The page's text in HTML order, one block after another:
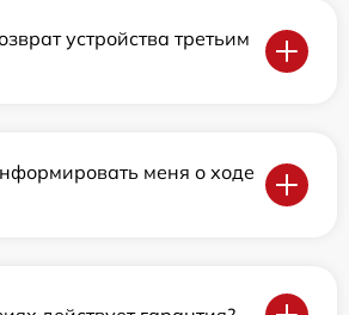
устройства третьим
меня о ходе